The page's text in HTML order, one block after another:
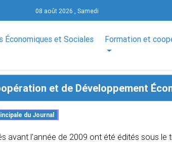
08 août 2026 , Samedi
Économiques et Sociales Formation et
et de Développement
avant l'année de 2009 ont été édités sous